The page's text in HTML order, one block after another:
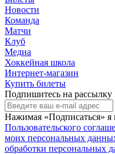
Новости
Команда
Матчи
Клуб
Медиа
Хоккейная школа
Интернет-магазин
Купить билеты
Подпишитесь на
Нажимая «Подписаться»
Пользовательского
моих персональных
обработки